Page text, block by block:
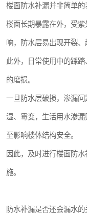
楼面防水补漏并非简单的
楼面长期暴露在外，受
响，防水层易出现开裂、
此外，日常使用中的踩
的磨损。
一旦防水层破损，渗漏
湿、霉变，生活用水渗
至影响楼体结构安全。
因此，及时进行楼面防
施。
防水补漏是否还会漏水